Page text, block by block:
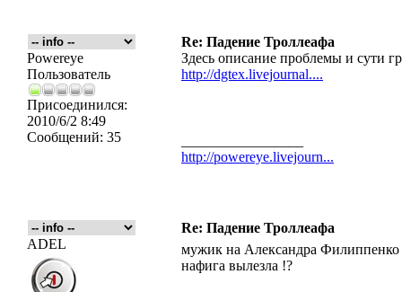
Re: Падение Троллеафа
Powereye
Пользователь
Присоединился:
2010/6/2 8:49
Сообщений: 35
Здесь описание проблемы и сути
http://dgtex.livejournal....
http://powereye.livejourn...
Re: Падение Троллеафа
ADEL
мужик на Александра Филиппенко
нафига вылезла !?